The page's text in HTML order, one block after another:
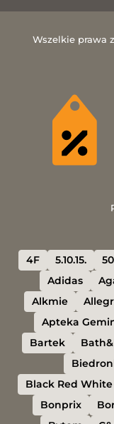
Wszelkie prawa
4F 5.10.15.
Adidas
Alkmie
Apteka
Bartek
Black Red White
Bonprix